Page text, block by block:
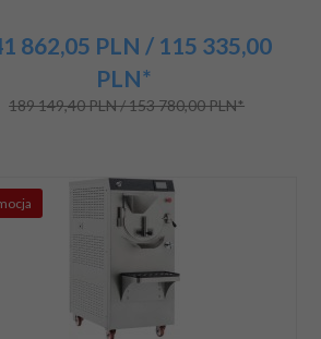
862,05 PLN / 115 335,00
PLN*
189 149,40 PLN / 153 780,00 PLN*